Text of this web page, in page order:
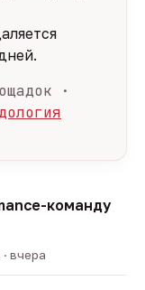
·
команду
вчера